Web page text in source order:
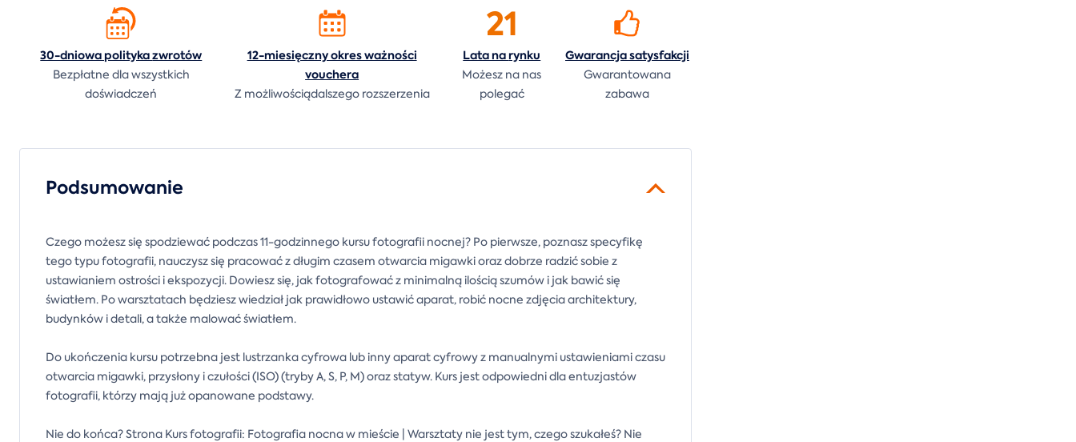
30-dniowa politykazwrotów
Bezpłatne dla wszystkich
doświadczeń
12-miesięczny okres ważności
vouchera
Z możliwościądalszego rozszerzenia
21
Lata narynku
Możesz na nas
polegać
Gwarancjasatysfakcji
Gwarantowana
zabawa
Podsumowanie
Czego możesz się spodziewać podczas 11-godzinnego kursu fotografii nocnej? Po pierwsze, poznasz specyfikę
tego typu fotografii, nauczysz się pracować z długim czasem otwarcia migawki oraz dobrze radzić sobie z
ustawianiem ostrości i ekspozycji. Dowiesz się, jak fotografować z minimalną ilością szumów i jak bawić się
światłem. Po warsztatach będziesz wiedział jak prawidłowo ustawić aparat, robić nocne zdjęcia architektury,
budynków i detali, a także malować światłem.
Do ukończenia kursu potrzebna jest lustrzanka cyfrowa lub inny aparat cyfrowy z manualnymi ustawieniami czasu
otwarcia migawki, przysłony i czułości (ISO) (tryby A, S, P, M) oraz statyw. Kurs jest odpowiedni dla entuzjastów
fotografii, którzy mają już opanowane podstawy.
Nie do końca? Strona Kurs fotografii: Fotografia nocna w mieście | Warsztaty nie jest tym, czego szukałeś? Nie